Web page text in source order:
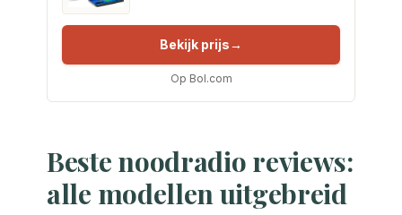
Bekijk prijs
Op Bol.com
Beste noodradio reviews:
alle modellen uitgebreid